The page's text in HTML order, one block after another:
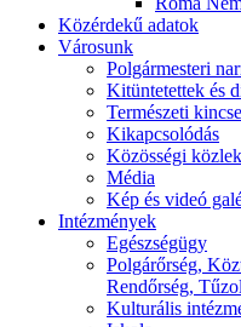
Közérdekű adatok
Városunk
Polgármesteri
Kitüntetettek és
Természeti
Kikapcsolódás
Közösségi
Média
Kép és videó
Intézmények
Egészségügy
Polgárőrség,
Rendőrség,
Kulturális